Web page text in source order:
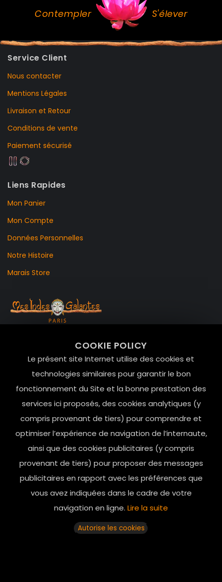
COOKIE POLICY
Le présent site Internet utilise des cookies et
technologies similaires pour garantir le bon
fonctionnement du Site et la bonne prestation des
services ici proposés, des cookies analytiques (y
compris provenant de tiers) pour comprendre et
optimiser l’expérience de navigation de l’internaute,
ainsi que des cookies publicitaires (y compris
provenant de tiers) pour proposer des messages
publicitaires en rapport avec les préférences que
vous avez indiquées dans le cadre de votre
navigation en ligne. Lire la suite
Autorise les cookies
Contempler S'élever
Service Client
Nous contacter
Mentions Légales
Livraison et Retour
Conditions de vente
Paiement sécurisé
Liens Rapides
Mon Panier
Mon Compte
Données Personnelles
Notre Histoire
Marais Store
Le Marais, 75004 Paris
contact@mesindesgalantes.com
01.42.72.42.51
Horaires d’ouverture: 11h - 19h30 Du lundi au dimanche